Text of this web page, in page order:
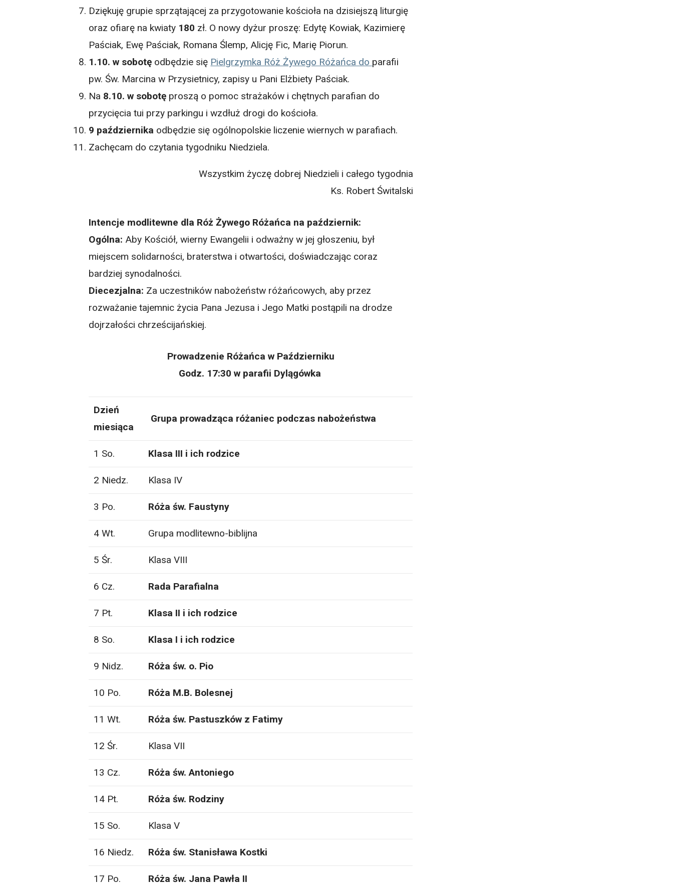
Dziękuję grupie sprzątającej za przygotowanie kościoła na dzisiejszą liturgię
oraz ofiarę na kwiaty 180 zł. O nowy dyżur proszę: Edytę Kowiak, Kazimierę
Paściak, Ewę Paściak, Romana Ślemp, Alicję Fic, Marię Piorun.
1.10. w sobotę odbędzie się Pielgrzymka Róż Żywego Różańca do parafii
pw. Św. Marcina w Przysietnicy, zapisy u Pani Elżbiety Paściak.
Na 8.10. w sobotę proszą o pomoc strażaków i chętnych parafian do
przycięcia tui przy parkingu i wzdłuż drogi do kościoła.
9 października odbędzie się ogólnopolskie liczenie wiernych w parafiach.
Zachęcam do czytania tygodniku Niedziela.
Wszystkim życzę dobrej Niedzieli i całego tygodnia
Ks. Robert Świtalski
Intencje modlitewne dla Róż Żywego Różańca na październik:
Ogólna: Aby Kościół, wierny Ewangelii i odważny w jej głoszeniu, był
miejscem solidarności, braterstwa i otwartości, doświadczając coraz
bardziej synodalności.
Diecezjalna: Za uczestników nabożeństw różańcowych, aby przez
rozważanie tajemnic życia Pana Jezusa i Jego Matki postąpili na drodze
dojrzałości chrześcijańskiej.
Prowadzenie Różańca w Październiku
Godz. 17:30 w parafii Dylągówka
Dzień
miesiąca
Grupa prowadząca różaniec podczas nabożeństwa
1 So. Klasa III i ich rodzice
2 Niedz. Klasa IV
3 Po. Róża św. Faustyny
4 Wt. Grupa modlitewno-biblijna
5 Śr. Klasa VIII
6 Cz. Rada Parafialna
7 Pt. Klasa II i ich rodzice
8 So. Klasa I i ich rodzice
9 Nidz. Róża św. o. Pio
10 Po. Róża M.B. Bolesnej
11 Wt. Róża św. Pastuszków z Fatimy
12 Śr. Klasa VII
13 Cz. Róża św. Antoniego
14 Pt. Róża św. Rodziny
15 So. Klasa V
16 Niedz. Róża św. Stanisława Kostki
17 Po. Róża św. Jana Pawła II